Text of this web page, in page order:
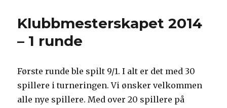
Klubbmesterskapet 2014
– 1 runde
Første runde ble spilt 9/1. I alt er det med 30
spillere i turneringen. Vi ønsker velkommen
alle nye spillere. Med over 20 spillere på